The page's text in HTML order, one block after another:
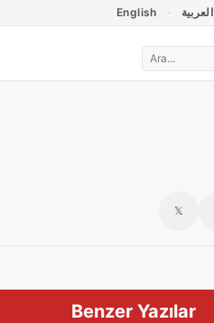
English العربية
𝕏
Benzer Yazılar